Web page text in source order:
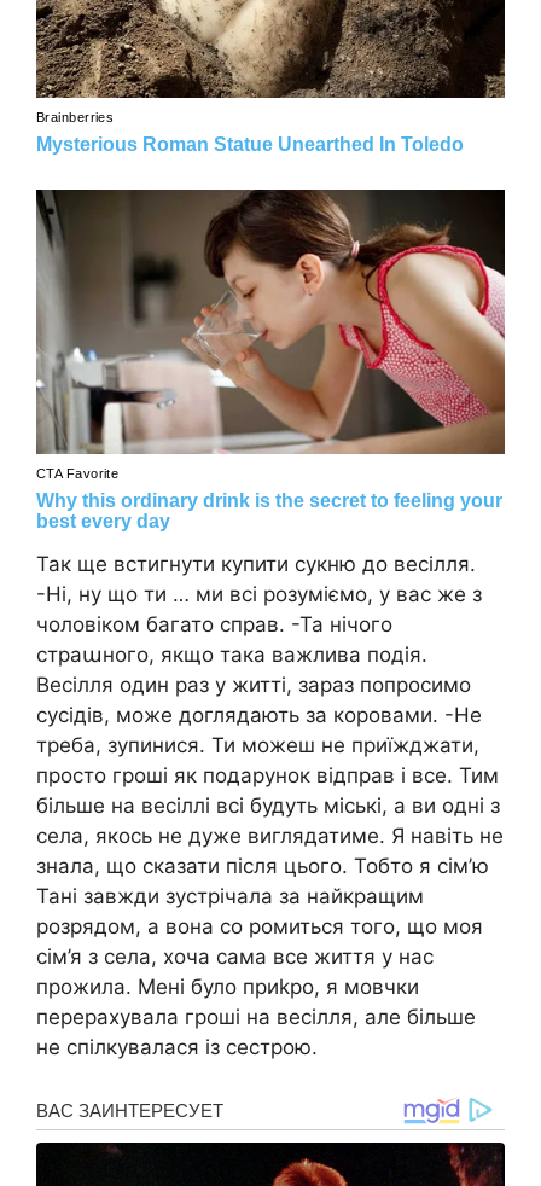
Так ще встигнути купити сукню до весілля.
-Ні, ну що ти … ми всі розуміємо, у вас же з
чоловіком багато справ. -Та нічого
страաного, якщо така важлива подія.
Весілля один раз у житті, зараз попросимо
сусідів, може доглядають за коровами. -Не
треба, зупинися. Ти можеш не приїжджати,
просто гроші як подарунок відправ і все. Тим
більше на весіллі всі будуть міські, а ви одні з
села, якось не дуже виглядатиме. Я навіть не
знала, що сказати після цього. Тобто я сім’ю
Тані завжди зустрічала за найкращим
розрядом, а вона со ромиться того, що моя
сім’я з села, хоча сама все життя у нас
прожила. Мені було приkро, я мовчки
перерахувала гроші на весілля, але більше
не спілкувалася із сестрою.